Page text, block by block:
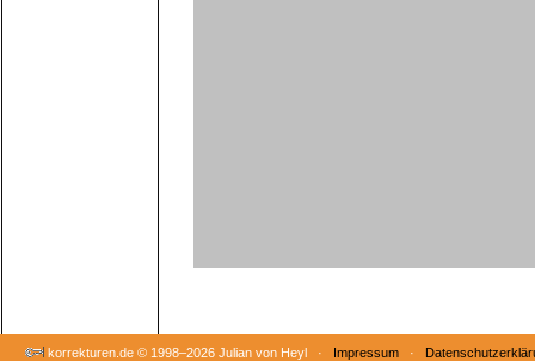
korrekturen.de © 1998–2026 Julian von Heyl · Impressum ·